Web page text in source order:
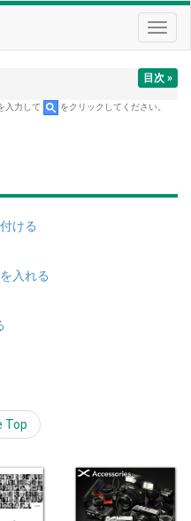
目次 »
入力して をクリックしてください。
ける
入れる
Top